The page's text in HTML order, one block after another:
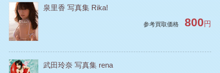
泉里香 写真集 Rika!
参考買取価格 800円
武田玲奈 写真集 rena